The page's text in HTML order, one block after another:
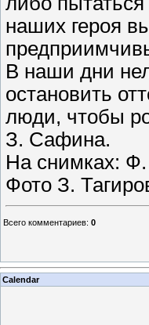
наших героя
В наши дни
остановить
люди, чтобы
З. Сафина.
На снимках:
Фото З.
Всего комментариев: 0
Calendar